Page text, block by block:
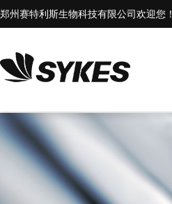
郑州赛特利斯生物科技有限公司欢迎您！